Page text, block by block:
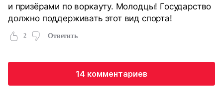
и призёрами по воркауту. Молодцы! Государство
должно поддерживать этот вид спорта!
2 Ответить
14 комментариев